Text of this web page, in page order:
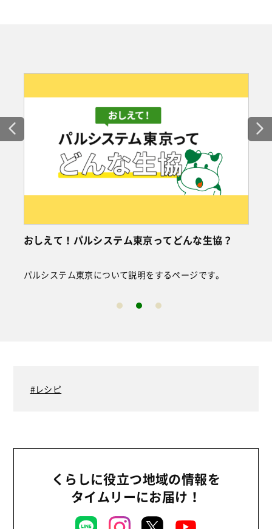
おしえて！パルシステム東京ってどんな生協？
パルシステム東京について説明をするページです。
レシピ
くらしに役立つ地域の情報を
タイムリーにお届け！